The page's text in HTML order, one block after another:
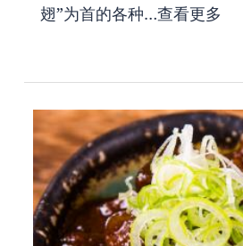
翅”为首的各种…查看更多